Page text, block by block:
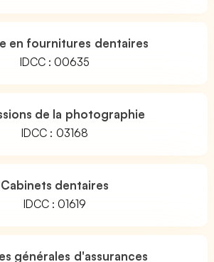
en fournitures dentaires
IDCC : 00635
de la photographie
IDCC : 03168
Cabinets dentaires
IDCC : 01619
générales d'assurances